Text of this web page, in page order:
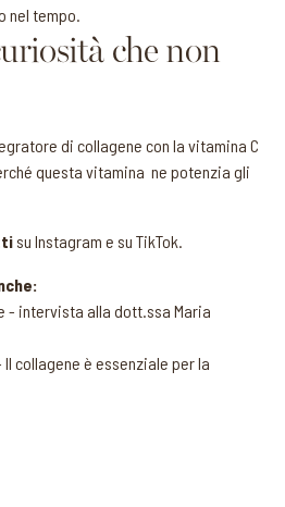
nel tempo.
che non
di collagene con la vitamina C
questa vitamina ne potenzia gli
su Instagram e su TikTok.
intervista alla dott.ssa Maria
collagene è essenziale per la